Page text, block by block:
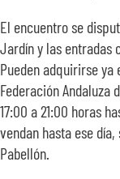
El encuentro se
Jardín y las entradas
Pueden adquirirse ya
Federación Andaluza
17:00 a 21:00 horas
vendan hasta ese
Pabellón.